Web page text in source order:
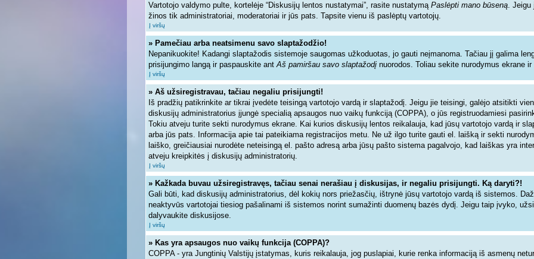
Vartotojo valdymo pulte, kortelėje “Diskusijų lentos nustatymai”, rasite nustatymą Paslėpti mano būseną. Jeigu
žinos tik administratoriai, moderatoriai ir jūs pats. Tapsite vienu iš paslėptų vartotojų.
Į viršų
» Pamečiau arba neatsimenu savo slaptažodžio!
Nepanikuokite! Kadangi slaptažodis sistemoje saugomas užkoduotas, jo gauti neįmanoma. Tačiau jį galima
prisijungimo langą ir paspauskite antAš pamiršau savo slaptažodį nuorodos. Toliau sekite nurodymus ekrane
Į viršų
» Aš užsiregistravau, tačiau negaliu prisijungti!
Iš pradžių patikrinkite ar tikrai įvedėte teisingą vartotojo vardą ir slaptažodį. Jeigu jie teisingi, galėjo atsitikti
diskusijų administratorius įjungė specialią apsaugos nuo vaikų funkciją (COPPA), o jūs registruodamiesi
Tokiu atveju turite sekti nurodymus ekrane. Kai kurios diskusijų lentos reikalauja, kad jūsų vartotojo vardą ir
arba jūs pats. Informacija apie tai pateikiama registracijos metu. Ne už ilgo turite gauti el. laišką ir sekti
laiško, greičiausiai nurodėte neteisingą el. pašto adresą arba jūsų pašto sistema pagalvojo, kad laiškas yra
atveju kreipkitės į diskusijų administratorių.
Į viršų
» Kažkada buvau užsiregistravęs, tačiau senai nerašiau į diskusijas, ir negaliu prisijungti. Ką daryti?!
Gali būti, kad diskusijų administratorius, dėl kokių nors priežasčių, ištrynė jūsų vartotojo vardą iš sistemos.
neaktyvūs vartotojai tiesiog pašalinami iš sistemos norint sumažinti duomenų bazės dydį. Jeigu taip įvyko,
dalyvaukite diskusijose.
Į viršų
» Kas yra apsaugos nuo vaikų funkcija (COPPA)?
COPPA - yra Jungtinių Valstijų įstatymas, kuris reikalauja, jog puslapiai, kurie renka informaciją iš asmenų